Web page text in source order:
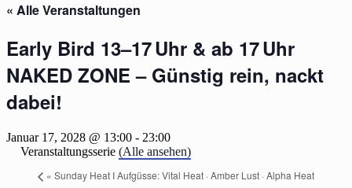
« Alle Veranstaltungen
Early Bird 13–17 Uhr & ab 17 Uhr
NAKED ZONE – Günstig rein, nackt
dabei!
Januar 17, 2028 @ 13:00 - 23:00
Veranstaltungsserie (Alle ansehen)
« Sunday Heat I Aufgüsse: Vital Heat · Amber Lust · Alpha Heat